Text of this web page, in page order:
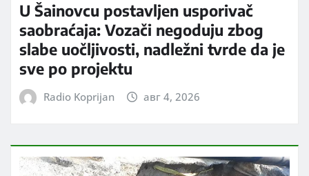
U Šainovcu postavljen usporivač
saobraćaja: Vozači negoduju zbog
slabe uočljivosti, nadležni tvrde da je
sve po projektu
Radio Koprijan авг 4, 2026